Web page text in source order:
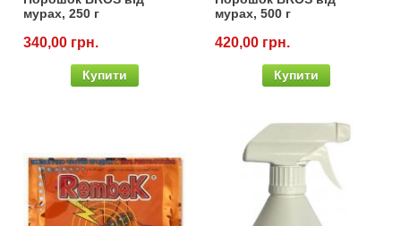
мурах, 250 г
340,00 грн.
Купити
мурах, 500 г
420,00 грн.
Купити